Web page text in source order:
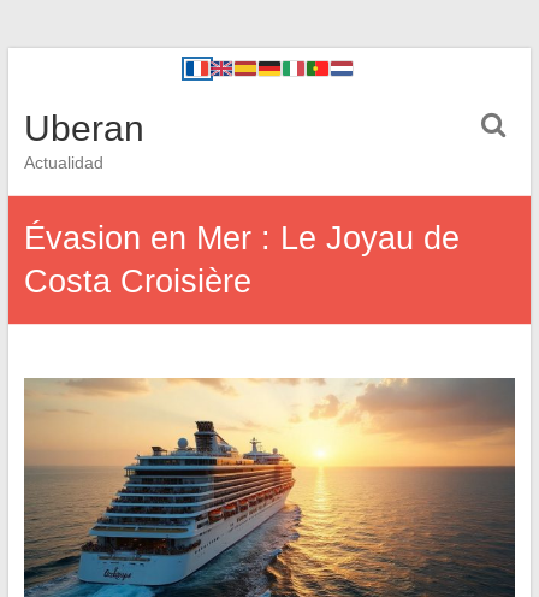
Uberan
Actualidad
Évasion en Mer : Le Joyau de
Costa Croisière